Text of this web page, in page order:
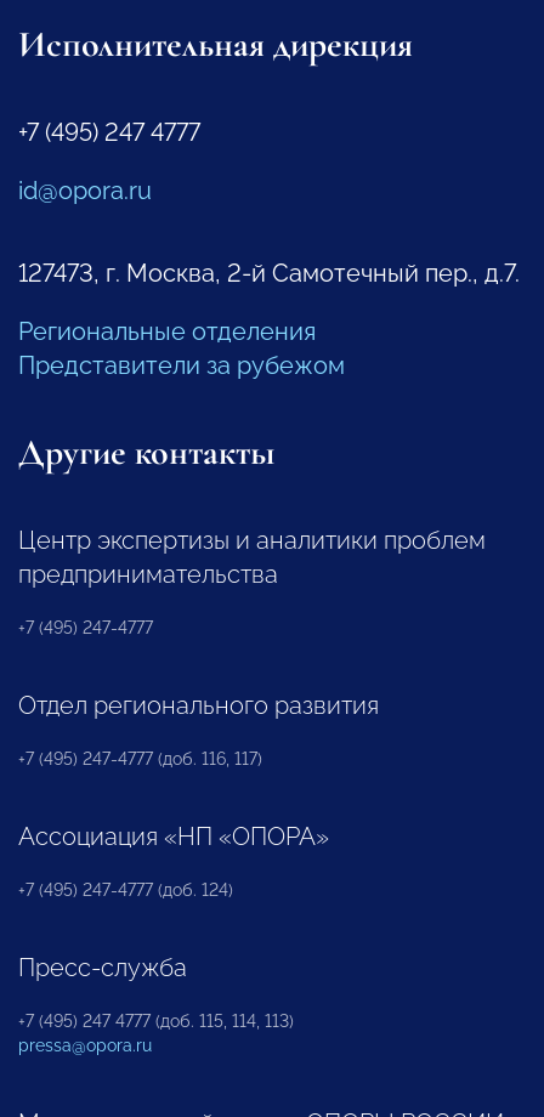
Исполнительная дирекция
+7 (495) 247 4777
id@opora.ru
127473, г. Москва, 2-й Самотечный пер., д.7.
Региональные отделения
Представители за рубежом
Другие контакты
Центр экспертизы и аналитики проблем
предпринимательства
+7 (495) 247-4777
Отдел регионального развития
+7 (495) 247-4777 (доб. 116, 117)
Ассоциация «НП «ОПОРА»
+7 (495) 247-4777 (доб. 124)
Пресс-служба
+7 (495) 247 4777 (доб. 115, 114, 113)
pressa@opora.ru